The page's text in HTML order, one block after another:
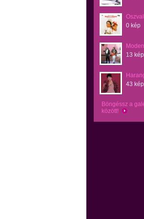
0 kép
13 kép
43 kép
Böngéssz a
között!